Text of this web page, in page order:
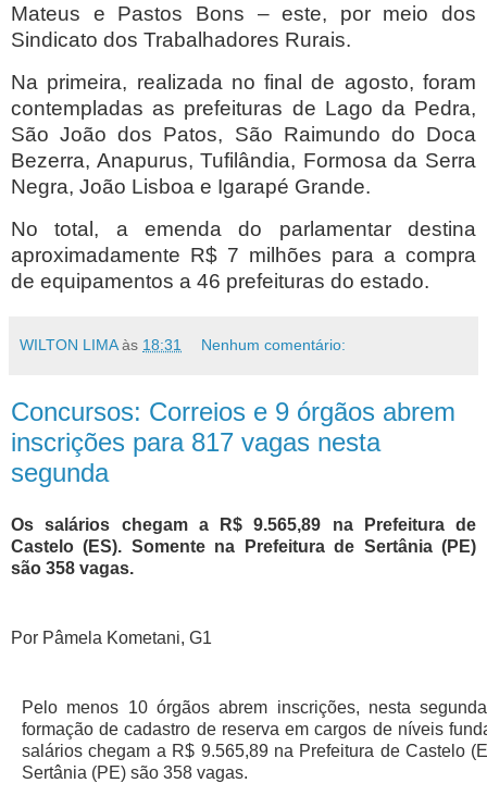
Mateus e Pastos Bons – este, por meio dos
Sindicato dos Trabalhadores Rurais.
Na primeira, realizada no final de agosto, foram
contempladas as prefeituras de Lago da Pedra,
São João dos Patos, São Raimundo do Doca
Bezerra, Anapurus, Tufilândia, Formosa da Serra
Negra, João Lisboa e Igarapé Grande.
No total, a emenda do parlamentar destina
aproximadamente R$ 7 milhões para a compra
de equipamentos a 46 prefeituras do estado.
WILTON LIMA às 18:31 Nenhum comentário:
Concursos: Correios e 9 órgãos abrem
inscrições para 817 vagas nesta
segunda
Os salários chegam a R$ 9.565,89 na Prefeitura de
Castelo (ES). Somente na Prefeitura de Sertânia (PE)
são 358 vagas.
Por Pâmela Kometani, G1
Pelo menos 10 órgãos abrem inscrições, nesta
formação de cadastro de reserva em cargos de níveis
salários chegam a R$ 9.565,89 na Prefeitura de Castelo
Sertânia (PE) são 358 vagas.